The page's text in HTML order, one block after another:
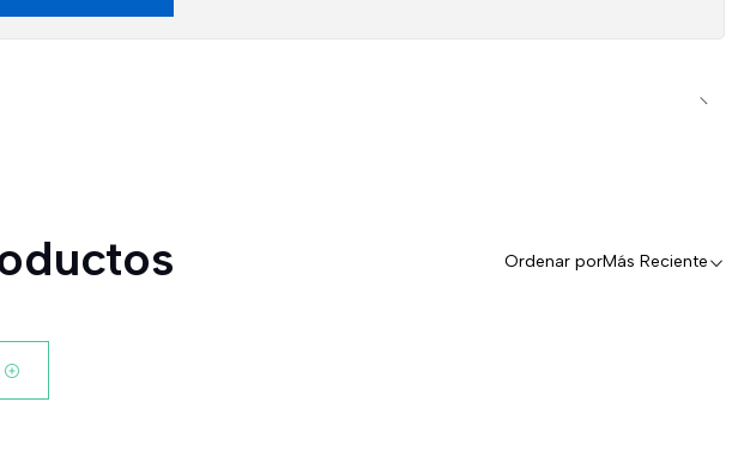
Ordenar porMás Reciente